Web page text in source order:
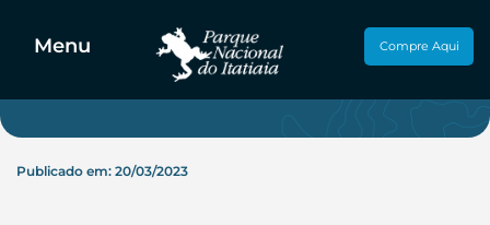
Menu Compre Aqui
Agende seu Evento!
Publicado em: 20/03/2023